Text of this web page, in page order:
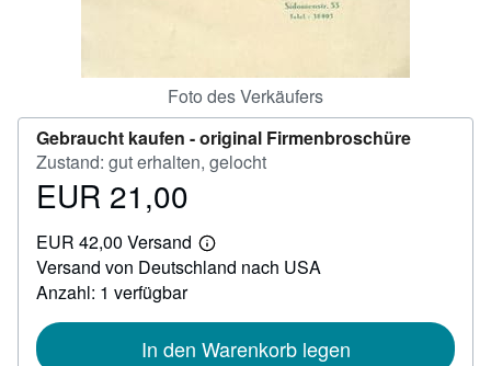
Foto des Verkäufers
Gebraucht kaufen -original Firmenbroschüre
Zustand: gut erhalten, gelocht
Preis
21,00
EUR 21,00
EUR 42,00 Versand
Weitere
Informationen
Versand von Deutschland nach USA
Anzahl: 1 verfügbar
In den Warenkorb legen